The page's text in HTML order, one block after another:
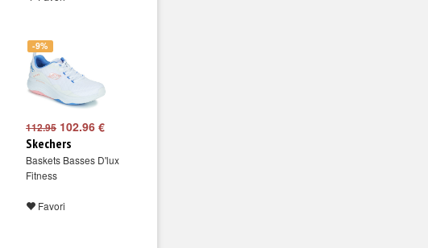
-9%
112.95 102.96 €
Skechers
Baskets Basses D'lux
Fitness
Favori